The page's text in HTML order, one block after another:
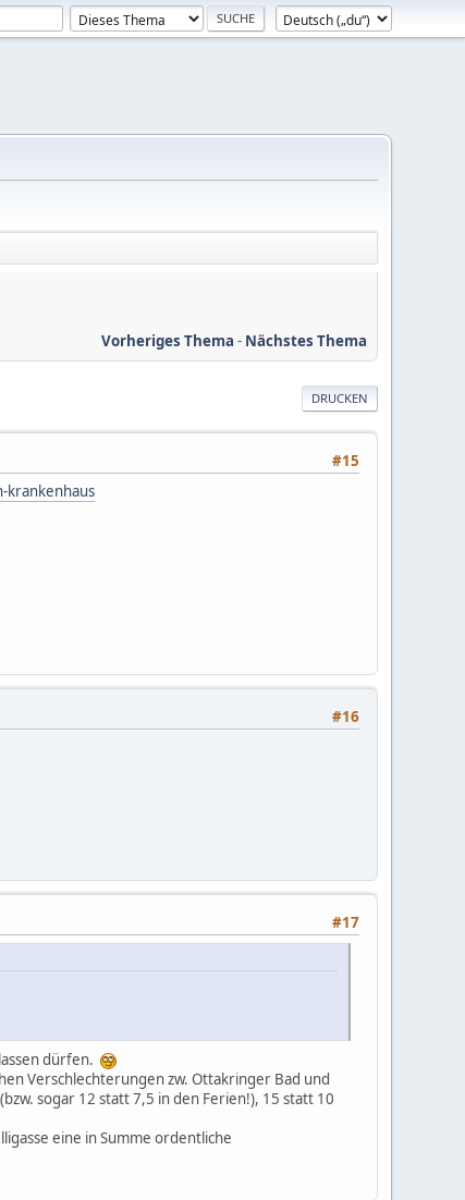
Vorheriges Thema - Nächstes Thema
DRUCKEN
#15
krankenhaus
#16
#17
dürfen.
Verschlechterungen zw. Ottakringer Bad und
sogar 12 statt 7,5 in den Ferien!), 15 statt 10
eine in Summe ordentliche